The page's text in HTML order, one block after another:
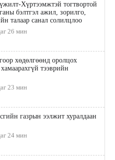
Хүртээмжтэй тогтвортой
бэлтгэл ажил, зорилго,
талаар санал солилцлоо
26 мин
хөдөлгөөнд оролцох
тээврийн
23 мин
газрын ээлжит хуралдаан
24 мин